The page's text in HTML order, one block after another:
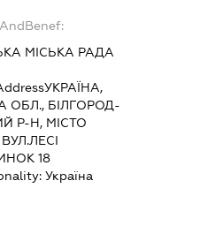
МІСЬКА РАДА
УКРАЇНА,
ОБЛ., БІЛГОРОД-
Р-Н, МІСТО
18
Україна